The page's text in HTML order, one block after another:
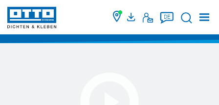
DE Suche